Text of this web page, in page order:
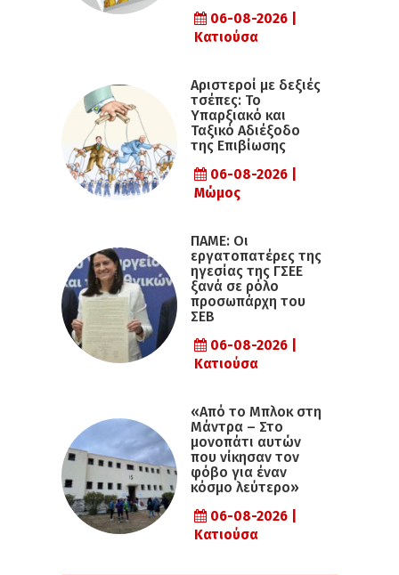
06-08-2026 |
Κατιούσα
Αριστεροί με δεξιές
τσέπες: Το
Υπαρξιακό και
Ταξικό Αδιέξοδο
της Επιβίωσης
06-08-2026 |
Μώμος
ΠΑΜΕ: Οι
εργατοπατέρες της
ηγεσίας της ΓΣΕΕ
ξανά σε ρόλο
προσωπάρχη του
ΣΕΒ
06-08-2026 |
Κατιούσα
«Από το Μπλοκ στη
Μάντρα – Στο
μονοπάτι αυτών
που νίκησαν τον
φόβο για έναν
κόσμο λεύτερο»
06-08-2026 |
Κατιούσα